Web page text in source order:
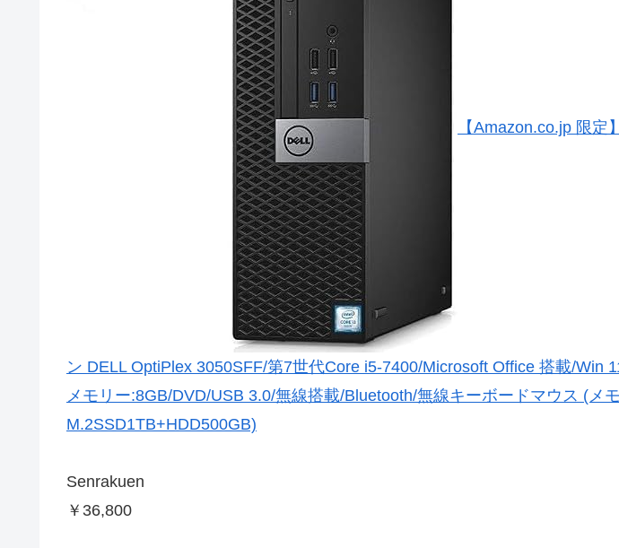
【Amazon.co.jp 限定
ン DELL OptiPlex 3050SFF/第7世代Core i5-7400/Microsoft Office 搭載/Win
メモリー:8GB/DVD/USB 3.0/無線搭載/Bluetooth/無線キーボードマウス (メ
M.2SSD1TB+HDD500GB)
Senrakuen
￥36,800